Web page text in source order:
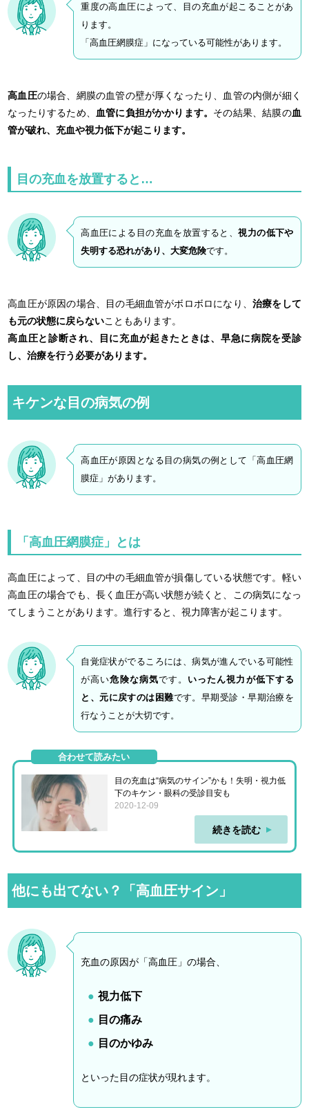
重度の高血圧によって、目の充血が起こることがあ
ります。
「高血圧網膜症」になっている可能性があります。
高血圧の場合、網膜の血管の壁が厚くなったり、血管の内側が細く
なったりするため、
血管に負担がかかります。 その結果、結膜の血
管が破れ、充血や視力低下が起こります。
目の充血を放置すると…
高血圧による目の充血を放置すると、視力の低下や
失明する恐れがあり、大変危険です。
高血圧が原因の場合、目の毛細血管がボロボロになり、治療をして
も元の状態に戻らないこともあります。
高血圧と診断され、目に充血が起きたときは、早急に病院を受診
し、治療を行う必要があります。
キケンな目の病気の例
高血圧が原因となる目の病気の例として「高血圧網
膜症」があります。
「高血圧網膜症」とは
高血圧によって、目の中の毛細血管が損傷している状態です。軽い
高血圧の場合でも、長く血圧が高い状態が続くと、この病気になっ
てしまうことがあります。進行すると、視力障害が起こります。
自覚症状がでるころには、病気が進んでいる可能性
が高い危険な病気です。 いったん視力が低下する
と、元に戻すのは困難です。早期受診・早期治療を
行なうことが大切です。
合わせて読みたい
目の充血は“病気のサイン”かも！失明・視力低
下のキケン・眼科の受診目安も
2020-12-09
続きを読む
他にも出てない？「高血圧サイン」
充血の原因が「高血圧」の場合、
視力低下
目の痛み
目のかゆみ
といった目の症状が現れます。